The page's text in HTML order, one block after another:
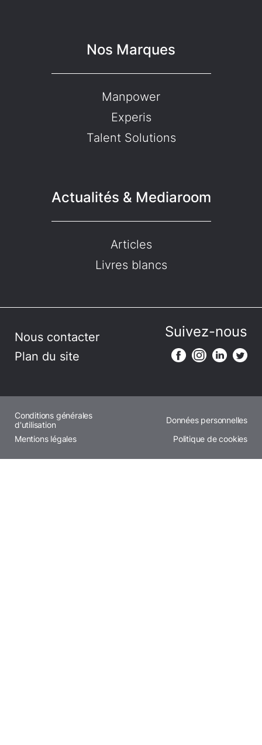
Nos Marques
Manpower
Experis
Talent Solutions
Actualités & Mediaroom
Articles
Livres blancs
Nous contacter
Plan du site
Suivez-nous
Conditions générales
d'utilisation
Données personnelles
Mentions légales
Politique de cookies